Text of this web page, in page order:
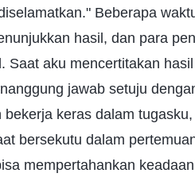
Beberapa
hasil, dan para
Saat aku mencertitakan
jawab setuju
keras dalam
bersekutu dalam
mempertahankan